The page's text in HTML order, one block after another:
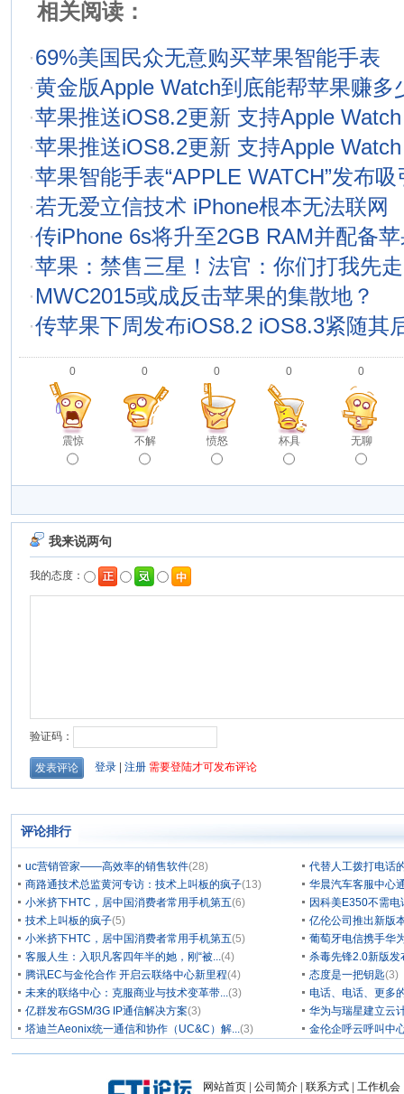
相关阅读：
·69%美国民众无意购买苹果智能手表
·黄金版Apple Watch到底能帮苹果赚多
·苹果推送iOS8.2更新 支持Apple Watch
·苹果推送iOS8.2更新 支持Apple Watch
·苹果智能手表“APPLE WATCH”发布吸
·若无爱立信技术 iPhone根本无法联网
·传iPhone 6s将升至2GB RAM并配备
·苹果：禁售三星！法官：你们打我先
·MWC2015或成反击苹果的集散地？
·传苹果下周发布iOS8.2 iOS8.3紧随其
0
震惊
0
不解
0
愤怒
0
杯具
0
无聊
评论排行
uc营销管家——高效率的销售软件(28)
代替人工拨打电话
商路通技术总监黄河专访：技术上叫板的疯子(13)
华晨汽车客服中心
小米挤下HTC，居中国消费者常用手机第五(6)
因科美E350不需
技术上叫板的疯子(5)
亿伦公司推出新版
小米挤下HTC，居中国消费者常用手机第五(5)
葡萄牙电信携手华
客服人生：入职凡客四年半的她，刚“被...(4)
杀毒先锋2.0新版发
腾讯EC与金伦合作 开启云联络中心新里程(4) 态度是一把钥匙(3)
未来的联络中心：克服商业与技术变革带...(3)
电话、电话、更多
亿群发布GSM/3G IP通信解决方案(3)
华为与瑞星建立云
塔迪兰Aeonix统一通信和协作（UC&C）解...(3) 金伦企呼云呼叫中
网站首页 公司简介 联系方式 工作机会